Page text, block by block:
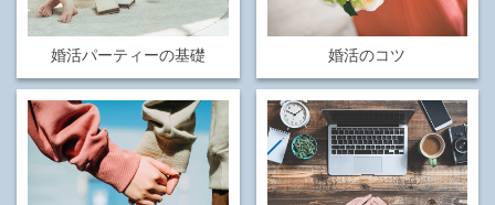
婚活パーティーの基礎 婚活のコツ